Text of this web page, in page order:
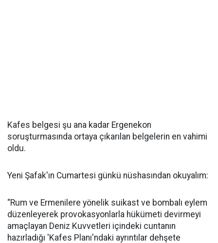
Kafes belgesi şu ana kadar Ergenekon
soruşturmasında ortaya çıkarılan belgelerin en vahimi
oldu.
Yeni Şafak'ın Cumartesi günkü nüshasından okuyalım:
“Rum ve Ermenilere yönelik suikast ve bombalı eylem
düzenleyerek provokasyonlarla hükümeti devirmeyi
amaçlayan Deniz Kuvvetleri içindeki cuntanın
hazırladığı 'Kafes Planı'ndaki ayrıntılar dehşete